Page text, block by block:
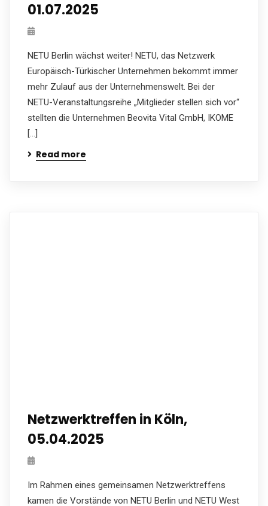
01.07.2025
NETU Berlin wächst weiter! NETU, das Netzwerk
Europäisch-Türkischer Unternehmen bekommt immer
mehr Zulauf aus der Unternehmenswelt. Bei der
NETU-Veranstaltungsreihe „Mitglieder stellen sich vor“
stellten die Unternehmen Beovita Vital GmbH, IKOME
[…]
Read more
Netzwerktreffen in Köln,
05.04.2025
Im Rahmen eines gemeinsamen Netzwerktreffens
kamen die Vorstände von NETU Berlin und NETU West